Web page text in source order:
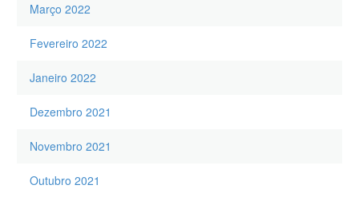
Março 2022
Fevereiro 2022
Janeiro 2022
Dezembro 2021
Novembro 2021
Outubro 2021